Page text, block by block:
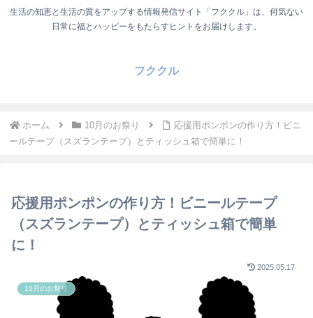
生活の知恵と生活の質をアップする情報発信サイト「フククル」は、何気ない
日常に福とハッピーをもたらすヒントをお届けします。
フククル
ホーム 10月のお祭り
応援用ポンポンの作り方！ビニ
ールテープ（スズランテープ）とティッシュ箱で簡単に！
応援用ポンポンの作り方！ビニールテープ
（スズランテープ）とティッシュ箱で簡単
に！
2025.05.17
10月のお祭り